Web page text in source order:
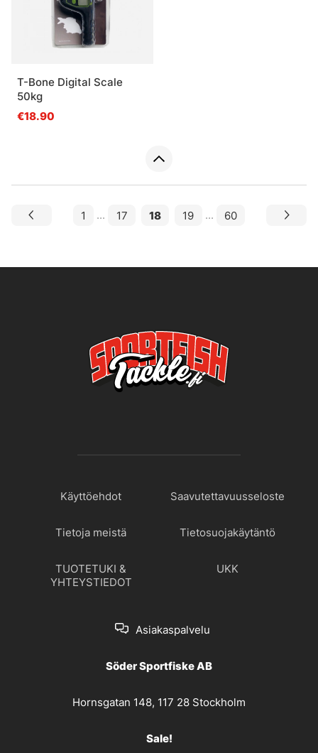
T-Bone Digital Scale
50kg
€18.90
1 ... 17 18 19 ... 60
Käyttöehdot Saavutettavuusseloste
Tietoja meistä Tietosuojakäytäntö
TUOTETUKI &
YHTEYSTIEDOT
UKK
Asiakaspalvelu
Söder Sportfiske AB
Hornsgatan 148, 117 28 Stockholm
Sale!